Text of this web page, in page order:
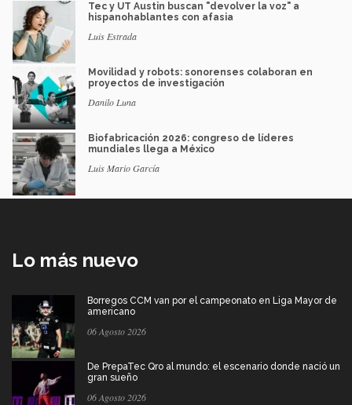
Tec y UT Austin buscan "devolver la voz" a
hispanohablantes con afasia
Luis Estrada
Movilidad y robots: sonorenses colaboran en
proyectos de investigación
Danilo Luna
Biofabricación 2026: congreso de líderes
mundiales llega a México
Luis Mario García
Lo más nuevo
Borregos CCM van por el campeonato en Liga Mayor de
americano
06 Agosto 2026
De PrepaTec Qro al mundo: el escenario donde nació un
gran sueño
06 Agosto 2026